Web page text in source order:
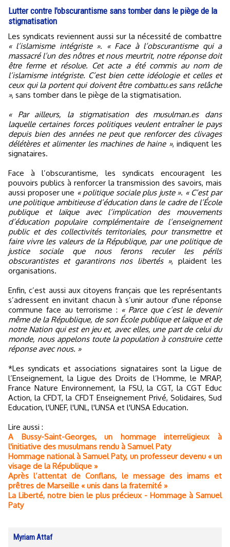
Lutter contre l'obscurantisme sans tomber dans le piège de la
stigmatisation
Les syndicats reviennent aussi sur la nécessité de combattre
« l’islamisme intégriste ».
« Face à l’obscurantisme qui a
massacré l’un des nôtres et nous meurtrit, notre réponse doit
être ferme et résolue. Cet acte a été commis au nom de
l’islamisme intégriste. C’est bien cette idéologie et celles et
ceux qui la portent qui doivent être combattu.es sans relâche
», sans tomber dans le piège de la stigmatisation.
« Par ailleurs, la stigmatisation des musulman.es dans
laquelle certaines forces politiques veulent entraîner le pays
depuis bien des années ne peut que renforcer des clivages
délétères et alimenter les machines de haine », indiquent les
signataires.
Face à l’obscurantisme, les syndicats encouragent les
pouvoirs publics à renforcer la transmission des savoirs, mais
aussi proposer une « politique sociale plus juste ». « C’est par
une politique ambitieuse d’éducation dans le cadre de l’École
publique et laïque avec l’implication des mouvements
d’éducation populaire complémentaire de l’enseignement
public et des collectivités territoriales, pour transmettre et
faire vivre les valeurs de la République, par une politique de
justice sociale que nous ferons reculer les périls
obscurantistes et garantirons nos libertés », plaident les
organisations.
Enfin, c’est aussi aux citoyens français que les représentants
s’adressent en invitant chacun à s’unir autour d'une réponse
commune face au terrorisme : « Parce que c’est le devenir
même de la République, de son École publique et laïque et de
notre Nation qui est en jeu et, avec elles, une part de celui du
monde, nous appelons toute la population à construire cette
réponse avec nous. »
*Les syndicats et associations signataires sont la Ligue de
l’Enseignement, la Ligue des Droits de l’Homme, le MRAP,
France Nature Environnement, la FSU, la CGT, la CGT Educ
Action, la CFDT, la CFDT Enseignement Privé, Solidaires, Sud
Education, l'UNEF, l'UNL, l'UNSA et l'UNSA Education.
Lire aussi :
A Bussy-Saint-Georges, un hommage interreligieux à
l'initiative des musulmans rendu à Samuel Paty
Hommage national à Samuel Paty, un professeur devenu « un
visage de la République »
Après l’attentat de Conflans, le message des imams et
prêtres de Marseille « unis dans la fraternité »
La Liberté, notre bien le plus précieux - Hommage à Samuel
Paty
Myriam Attaf